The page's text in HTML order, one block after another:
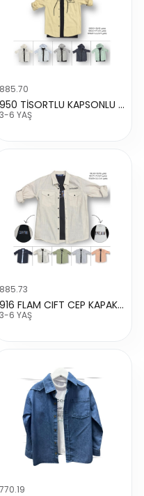
885.70
950 TİSORTLU KAPSONLU GOMLEK
3-6 YAŞ
885.73
916 FLAM CIFT CEP KAPAKLI GOMLEK
3-6 YAŞ
770.19